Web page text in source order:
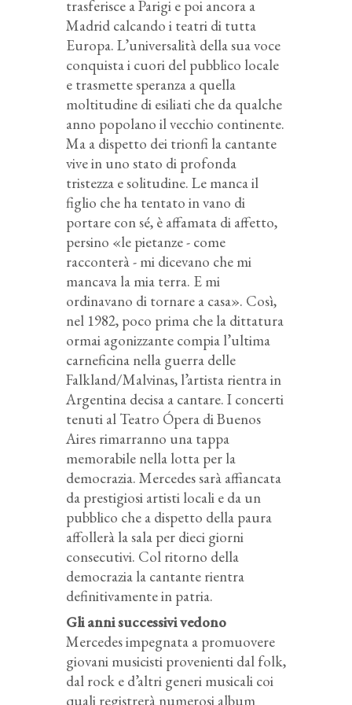
trasferisce a Parigi e poi ancora a
Madrid calcando i teatri di tutta
Europa. L’universalità della sua voce
conquista i cuori del pubblico locale
e trasmette speranza a quella
moltitudine di esiliati che da qualche
anno popolano il vecchio continente.
Ma a dispetto dei trionfi la cantante
vive in uno stato di profonda
tristezza e solitudine. Le manca il
figlio che ha tentato in vano di
portare con sé, è affamata di affetto,
persino «le pietanze - come
racconterà - mi dicevano che mi
mancava la mia terra. E mi
ordinavano di tornare a casa». Così,
nel 1982, poco prima che la dittatura
ormai agonizzante compia l’ultima
carneficina nella guerra delle
Falkland/Malvinas, l’artista rientra in
Argentina decisa a cantare. I concerti
tenuti al Teatro Ópera di Buenos
Aires rimarranno una tappa
memorabile nella lotta per la
democrazia. Mercedes sarà affiancata
da prestigiosi artisti locali e da un
pubblico che a dispetto della paura
affollerà la sala per dieci giorni
consecutivi. Col ritorno della
democrazia la cantante rientra
definitivamente in patria.
Gli anni successivi vedono
Mercedes impegnata a promuovere
giovani musicisti provenienti dal folk,
dal rock e d’altri generi musicali coi
quali registrerà numerosi album